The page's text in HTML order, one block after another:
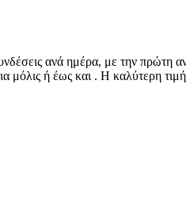
ανά ημέρα, με την πρώτη
ή έως και . Η καλύτερη τιμή